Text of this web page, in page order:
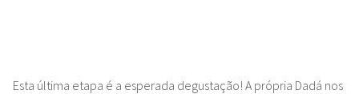
Esta última etapa é a esperada degustação! A própria Dadá nos